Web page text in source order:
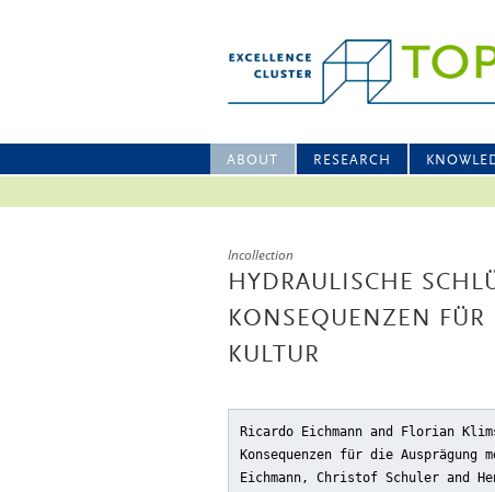
ABOUT RESEARCH
Incollection
HYDRAULISCHE
KONSEQUENZEN
KULTUR
Ricardo Eichmann and Florian
Konsequenzen für die Ausprägung
Eichmann, Christof Schuler and